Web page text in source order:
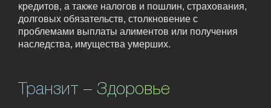
кредитов, а также налогов и пошлин, страхования,
долговых обязательств, столкновение с
проблемами выплаты алиментов или получения
наследства, имущества умерших.
Транзит – Здоровье